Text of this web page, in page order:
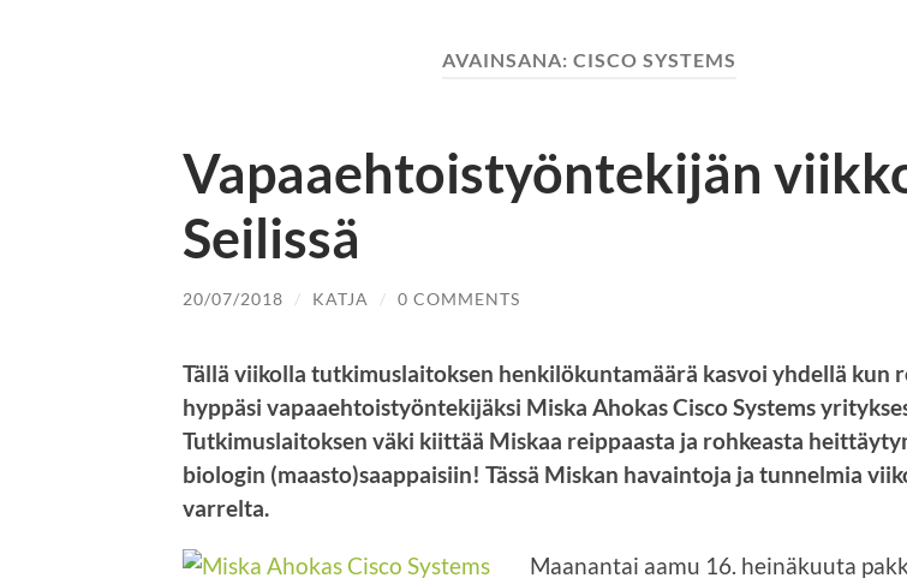
AVAINSANA: CISCO SYSTEMS
Vapaaehtoistyöntekijän
Seilissä
20/07/2018 / KATJA / 0 COMMENTS
Tällä viikolla tutkimuslaitoksen henkilökuntamäärä kasvoi yhdellä kun
hyppäsi vapaaehtoistyöntekijäksi Miska Ahokas Cisco Systems
Tutkimuslaitoksen väki kiittää Miskaa reippaasta ja rohkeasta
biologin (maasto)saappaisiin! Tässä Miskan havaintoja ja tunnelmia
varrelta.
Maanantai aamu 16. heinäkuuta